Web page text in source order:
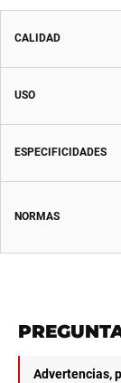
CALIDAD
USO
ESPECIFICIDADES
NORMAS
Advertencias,